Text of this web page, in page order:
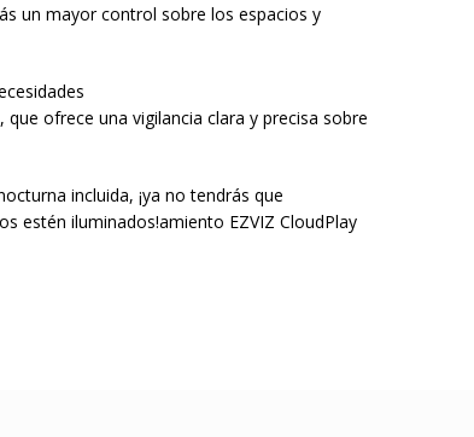
un mayor control sobre los espacios y
ofrece una vigilancia clara y precisa sobre
incluida, ¡ya no tendrás que
estén iluminados!amiento EZVIZ CloudPlay